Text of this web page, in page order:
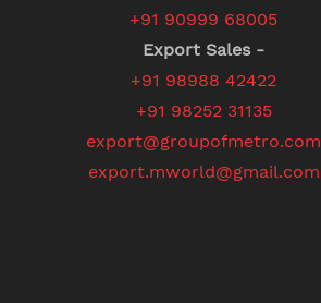
+91 90999 68005
Export Sales -
+91 98988 42422
+91 98252 31135
export@groupofmetro.com
export.mworld@gmail.com